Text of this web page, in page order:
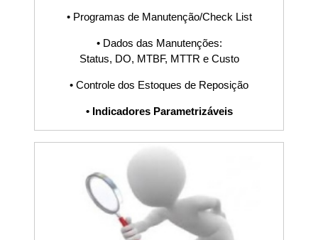
• Programas de Manutenção/Check List
• Dados das Manutenções:
Status, DO, MTBF, MTTR e Custo
• Controle dos Estoques de Reposição
• Indicadores Parametrizáveis
ISO45001,
Equipes
Multifuncionais,
Agenda, ISO9001,
ISO14001,
ISO17025,